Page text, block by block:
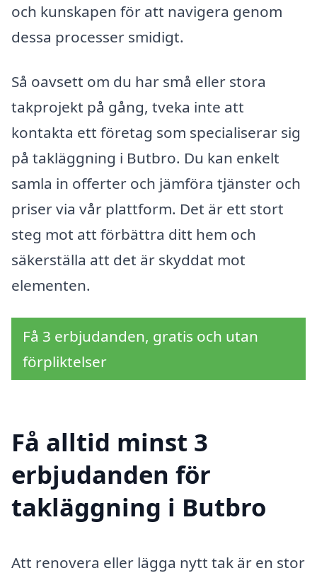
och kunskapen för att navigera genom
dessa processer smidigt.
Så oavsett om du har små eller stora
takprojekt på gång, tveka inte att
kontakta ett företag som specialiserar sig
på takläggning i Butbro. Du kan enkelt
samla in offerter och jämföra tjänster och
priser via vår plattform. Det är ett stort
steg mot att förbättra ditt hem och
säkerställa att det är skyddat mot
elementen.
Få 3 erbjudanden, gratis och utan
förpliktelser
Få alltid minst 3
erbjudanden för
takläggning i Butbro
Att renovera eller lägga nytt tak är en stor